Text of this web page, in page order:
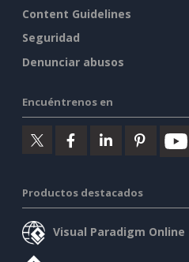
Content Guidelines
Seguridad
Denunciar abusos
Encuéntrenos en
Productos destacados
Visual Paradigm Online